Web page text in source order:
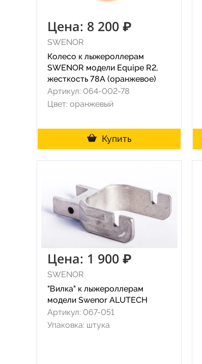
Цена: 8 200 ₽
SWENOR
Колесо к лыжероллерам
SWENOR модели Equipe R2,
жесткость 78A (оранжевое)
Артикул: 064-002-78
Цвет: оранжевый
Купить
Цена: 1 900 ₽
SWENOR
"Вилка" к лыжероллерам
модели Swenor ALUTECH
Артикул: 067-051
Упаковка: штука